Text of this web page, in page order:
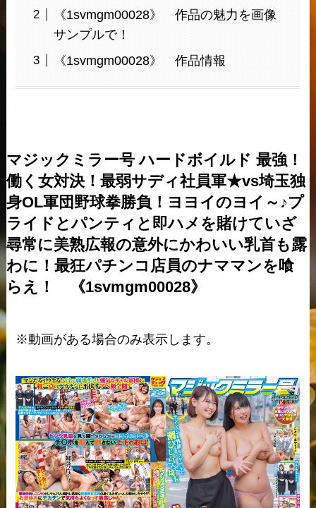
《1svmgm00028》 作品の魅力を画像
サンプルで！
《1svmgm00028》 作品情報
マジックミラー号 ハードボイルド 最強！
働く女対決！最弱サディ社員軍★vs埼玉独
身OL軍団野球拳勝負！ヨヨイのヨイ～♪プ
ライドとパンティと即ハメを賭けていざ
尋常に美熟広報の意外にかわいい乳首も露
わに！最狂パチンコ店員のナママンを喰
らえ！ 《1svmgm00028》
※動画がある場合のみ表示します。